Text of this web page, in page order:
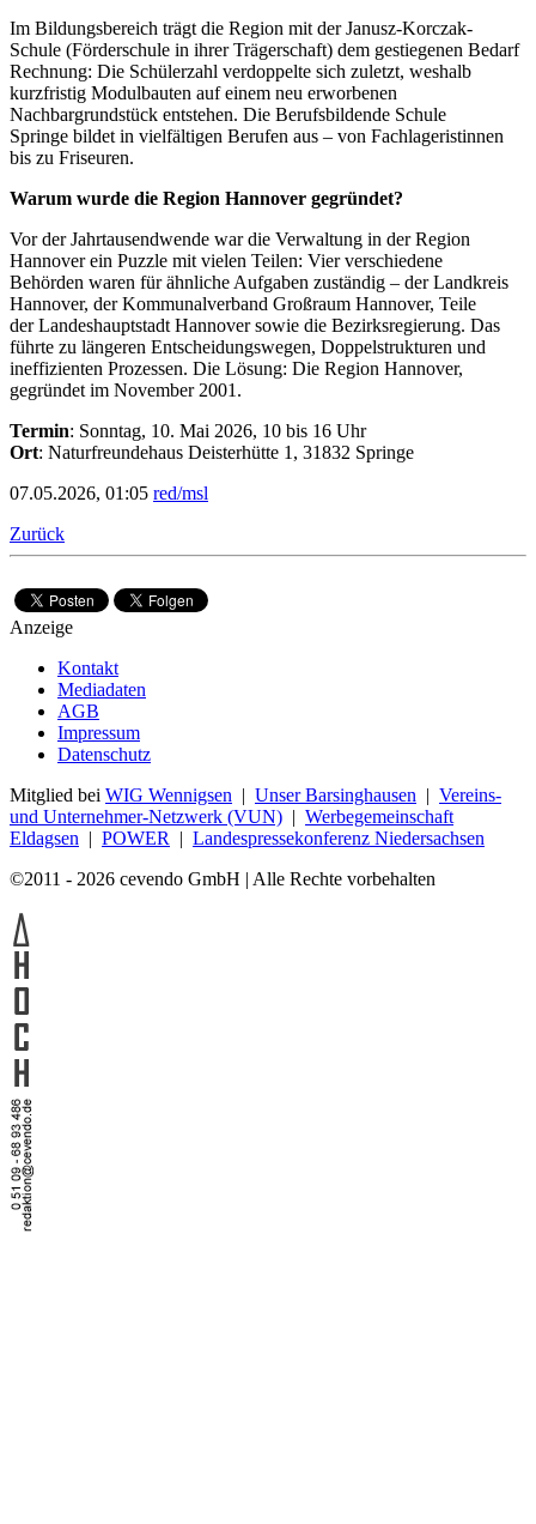
Im Bildungsbereich trägt die Region mit der Janusz-Korczak-
Schule (Förderschule in ihrer Trägerschaft) dem gestiegenen Bedarf
Rechnung: Die Schülerzahl verdoppelte sich zuletzt, weshalb
kurzfristig Modulbauten auf einem neu erworbenen
Nachbargrundstück entstehen. Die Berufsbildende Schule
Springe bildet in vielfältigen Berufen aus – von Fachlageristinnen
bis zu Friseuren.
Warum wurde die Region Hannover gegründet?
Vor der Jahrtausendwende war die Verwaltung in der Region
Hannover ein Puzzle mit vielen Teilen: Vier verschiedene
Behörden waren für ähnliche Aufgaben zuständig – der Landkreis
Hannover, der Kommunalverband Großraum Hannover, Teile
der Landeshauptstadt Hannover sowie die Bezirksregierung. Das
führte zu längeren Entscheidungswegen, Doppelstrukturen und
ineffizienten Prozessen. Die Lösung: Die Region Hannover,
gegründet im November 2001.
Termin: Sonntag, 10. Mai 2026, 10 bis 16 Uhr
Ort: Naturfreundehaus Deisterhütte 1, 31832 Springe
07.05.2026, 01:05 red/msl
Zurück
Anzeige
Kontakt
Mediadaten
AGB
Impressum
Datenschutz
Mitglied bei WIG Wennigsen | Unser Barsinghausen | Vereins-
und Unternehmer-Netzwerk (VUN) | Werbegemeinschaft
Eldagsen | POWER | Landespressekonferenz Niedersachsen
©2011 - 2026 cevendo GmbH | Alle Rechte vorbehalten